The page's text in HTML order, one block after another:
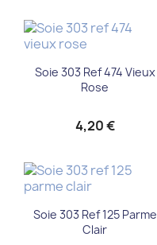
Soie 303 Ref 474 Vieux
Rose
4,20 €
Soie 303 Ref 125 Parme
Clair